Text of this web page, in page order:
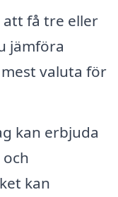
att få tre eller
jämföra
valuta för
kan erbjuda
kan